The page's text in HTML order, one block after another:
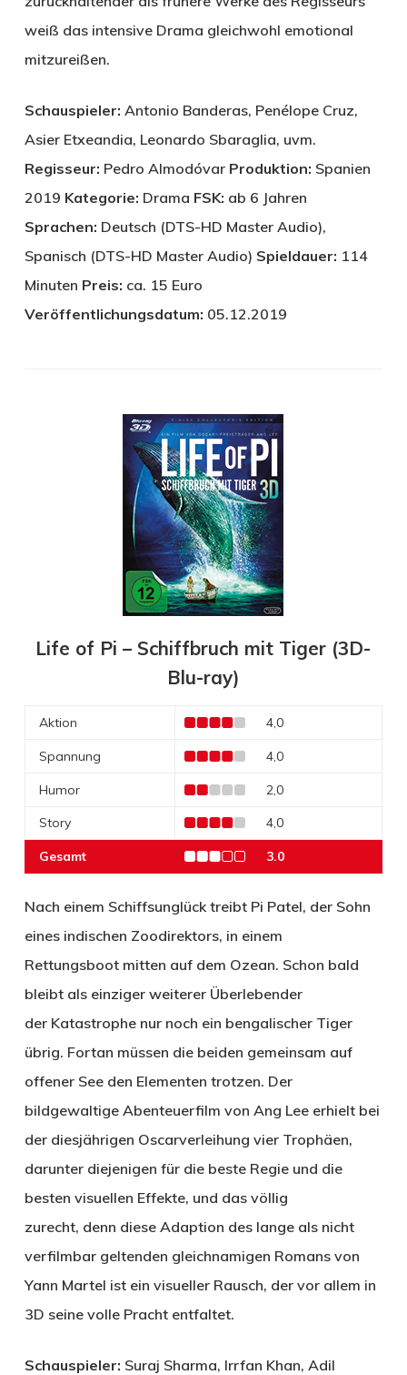
weiß das intensive Drama gleichwohl emotional
mitzureißen.
Schauspieler: Antonio Banderas, Penélope Cruz,
Asier Etxeandia, Leonardo Sbaraglia, uvm.
Regisseur: Pedro Almodóvar Produktion: Spanien
2019 Kategorie: Drama FSK: ab 6 Jahren
Sprachen: Deutsch (DTS-HD Master Audio),
Spanisch (DTS-HD Master Audio) Spieldauer: 114
Minuten Preis: ca. 15 Euro
Veröffentlichungsdatum: 05.12.2019
Life of Pi – Schiffbruch mit Tiger (3D-
Blu-ray)
Aktion 4,0
Spannung 4,0
Humor
2,0
Story
4,0
Gesamt 3.0
Nach einem Schiffsunglück treibt Pi Patel, der Sohn
eines indischen Zoodirektors, in einem
Rettungsboot mitten auf dem Ozean. Schon bald
bleibt als einziger weiterer Überlebender
der Katastrophe nur noch ein bengalischer Tiger
übrig. Fortan müssen die beiden gemeinsam auf
offener See den Elementen trotzen. Der
bildgewaltige Abenteuerfilm von Ang Lee erhielt bei
der diesjährigen Oscarverleihung vier Trophäen,
darunter diejenigen für die beste Regie und die
besten visuellen Effekte, und das völlig
zurecht, denn diese Adaption des lange als nicht
verfilmbar geltenden gleichnamigen Romans von
Yann Martel ist ein visueller Rausch, der vor allem in
3D seine volle Pracht entfaltet.
Schauspieler: Suraj Sharma, Irrfan Khan, Adil